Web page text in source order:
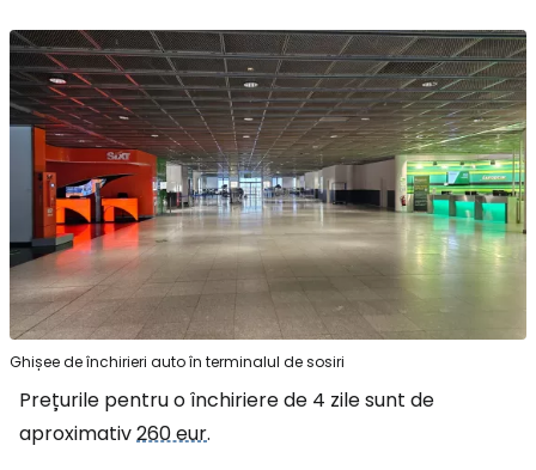
Ghișee de închirieri auto în terminalul de sosiri
Prețurile pentru o închiriere de 4 zile sunt de
aproximativ260 eur.